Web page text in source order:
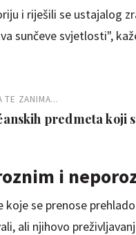
i riješili se ustajalog
sunčeve svjetlosti",
TE ZANIMA...
predmeta koji
i
koje se prenose
ali njihovo